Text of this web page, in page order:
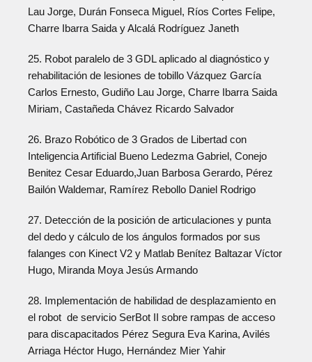
Lau Jorge, Durán Fonseca Miguel, Ríos Cortes Felipe,
Charre Ibarra Saida y Alcalá Rodríguez Janeth
25. Robot paralelo de 3 GDL aplicado al diagnóstico y
rehabilitación de lesiones de tobillo Vázquez García
Carlos Ernesto, Gudiño Lau Jorge, Charre Ibarra Saida
Miriam, Castañeda Chávez Ricardo Salvador
26. Brazo Robótico de 3 Grados de Libertad con
Inteligencia Artificial Bueno Ledezma Gabriel, Conejo
Benitez Cesar Eduardo,Juan Barbosa Gerardo, Pérez
Bailón Waldemar, Ramírez Rebollo Daniel Rodrigo
27. Detección de la posición de articulaciones y punta
del dedo y cálculo de los ángulos formados por sus
falanges con Kinect V2 y Matlab Benítez Baltazar Víctor
Hugo, Miranda Moya Jesús Armando
28. Implementación de habilidad de desplazamiento en
el robot de servicio SerBot II sobre rampas de acceso
para discapacitados Pérez Segura Eva Karina, Avilés
Arriaga Héctor Hugo, Hernández Mier Yahir